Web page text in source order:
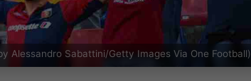
Alessandro Sabattini/Getty Images Via One Football)